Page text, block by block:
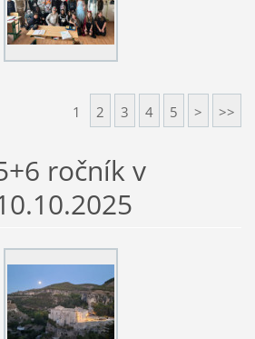
1 2 3 4 5 > >>
ročník v